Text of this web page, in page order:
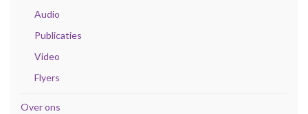
Audio
Publicaties
Video
Flyers
Over ons